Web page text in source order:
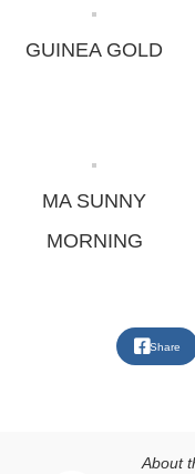
GUINEA GOLD
MA SUNNY
MORNING
Share
About